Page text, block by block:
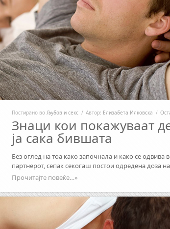
Постирано во Љубов и секс / Автор: Елизабета Илковска /
Знаци кои покажуваат
ја сака бившата
Без оглед на тоа како започнала и како се одвива
партнерот, сепак секогаш постои одредена доза
Прочитајте повеќе…»